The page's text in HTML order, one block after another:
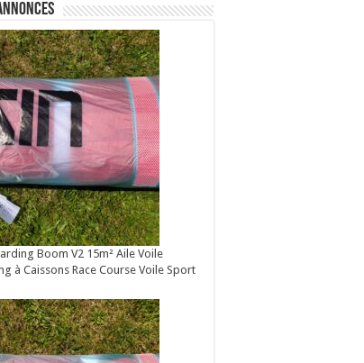
Boom V2 15m² Aile Voile
à Caissons Race Course Voile Sport